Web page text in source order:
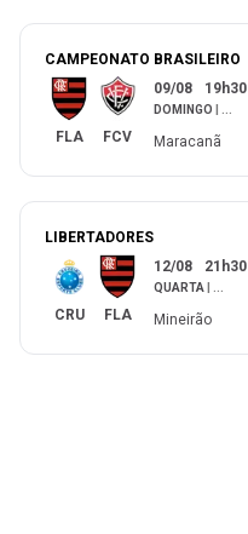
CAMPEONATO BRASILEIRO
FLA FCV
09/08 19h30
DOMINGO
Maracanã
LIBERTADORES
CRU FLA
12/08 21h30
QUARTA
Mineirão